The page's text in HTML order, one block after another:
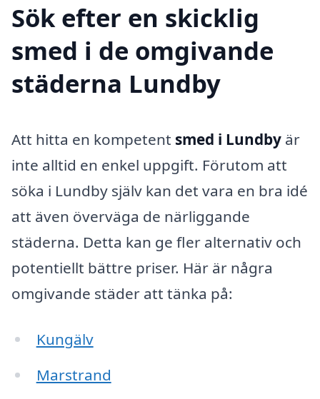
Sök efter en skicklig
smed i de omgivande
städerna Lundby
Att hitta en kompetent smed i Lundby är
inte alltid en enkel uppgift. Förutom att
söka i Lundby själv kan det vara en bra idé
att även överväga de närliggande
städerna. Detta kan ge fler alternativ och
potentiellt bättre priser. Här är några
omgivande städer att tänka på:
Kungälv
Marstrand